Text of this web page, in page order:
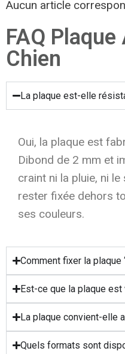
Aucun article
FAQ
Chien
La plaque est-elle
Oui, la plaque est
Dibond de 2 mm et
craint ni la pluie, ni le
rester fixée dehors
ses couleurs.
Comment fixer la plaque
Est-ce que la plaque
La plaque convient-elle
Quels formats sont